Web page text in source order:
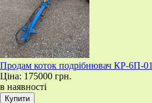
Продам коток подрібнювач КР-6П-01
Ціна: 175000 грн.
в наявності